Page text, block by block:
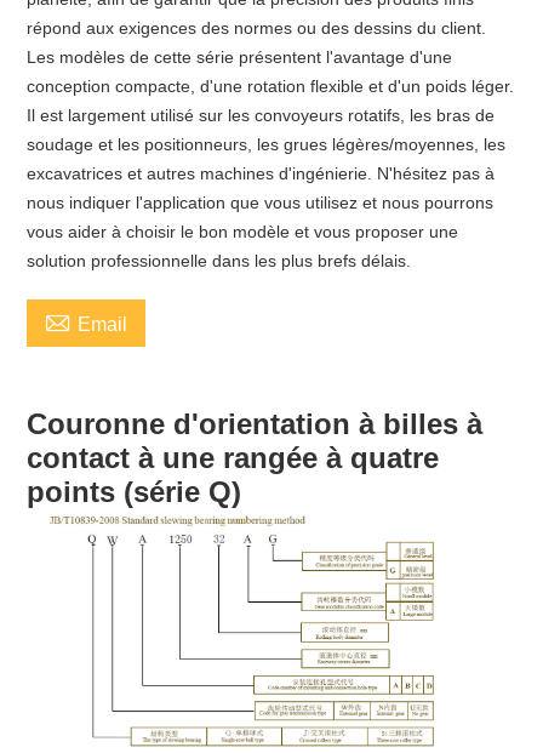
répond aux exigences des normes ou des dessins du client.
Les modèles de cette série présentent l'avantage d'une
conception compacte, d'une rotation flexible et d'un poids léger.
Il est largement utilisé sur les convoyeurs rotatifs, les bras de
soudage et les positionneurs, les grues légères/moyennes, les
excavatrices et autres machines d'ingénierie. N'hésitez pas à
nous indiquer l'application que vous utilisez et nous pourrons
vous aider à choisir le bon modèle et vous proposer une
solution professionnelle dans les plus brefs délais.
 Email
Couronne d'orientation à billes à
contact à une rangée à quatre
points (série Q)